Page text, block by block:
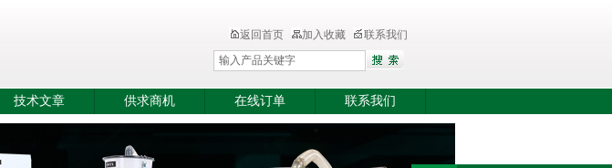
返回首页 加入收藏 联系我们
技术文章 供求商机 在线订单 联系我们